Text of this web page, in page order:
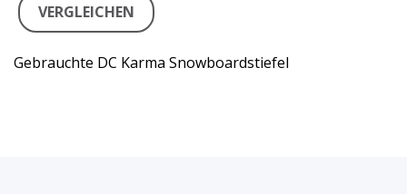
VERGLEICHEN
Gebrauchte DC Karma Snowboardstiefel